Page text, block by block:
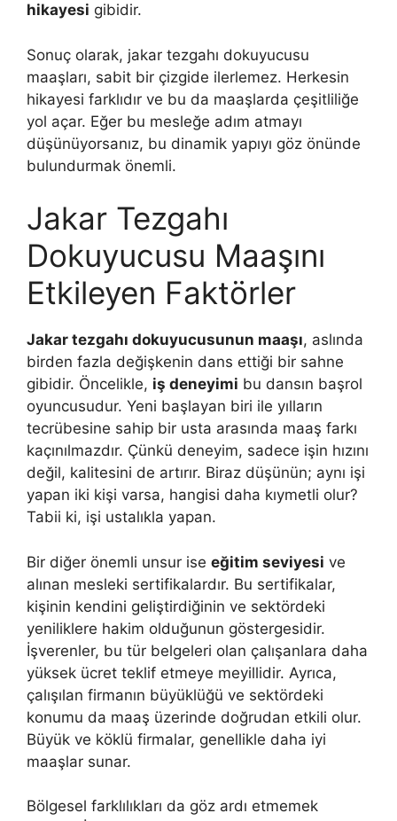
hikayesi gibidir.
Sonuç olarak, jakar tezgahı dokuyucusu
maaşları, sabit bir çizgide ilerlemez. Herkesin
hikayesi farklıdır ve bu da maaşlarda çeşitliliğe
yol açar. Eğer bu mesleğe adım atmayı
düşünüyorsanız, bu dinamik yapıyı göz önünde
bulundurmak önemli.
Jakar Tezgahı
Dokuyucusu Maaşını
Etkileyen Faktörler
Jakar tezgahı dokuyucusunun maaşı, aslında
birden fazla değişkenin dans ettiği bir sahne
gibidir. Öncelikle, iş deneyimi bu dansın başrol
oyuncusudur. Yeni başlayan biri ile yılların
tecrübesine sahip bir usta arasında maaş farkı
kaçınılmazdır. Çünkü deneyim, sadece işin hızını
değil, kalitesini de artırır. Biraz düşünün; aynı işi
yapan iki kişi varsa, hangisi daha kıymetli olur?
Tabii ki, işi ustalıkla yapan.
Bir diğer önemli unsur ise eğitim seviyesi ve
alınan mesleki sertifikalardır. Bu sertifikalar,
kişinin kendini geliştirdiğinin ve sektördeki
yeniliklere hakim olduğunun göstergesidir.
İşverenler, bu tür belgeleri olan çalışanlara daha
yüksek ücret teklif etmeye meyillidir. Ayrıca,
çalışılan firmanın büyüklüğü ve sektördeki
konumu da maaş üzerinde doğrudan etkili olur.
Büyük ve köklü firmalar, genellikle daha iyi
maaşlar sunar.
Bölgesel farklılıkları da göz ardı etmemek